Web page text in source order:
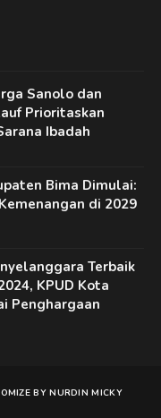
Sanolo dan
Prioritaskan
Ibadah
Bima Dimulai:
di 2029
Terbaik
KPUD Kota
Penghargaan
BYNURDIN MICKY